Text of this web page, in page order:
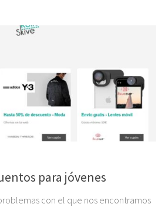
para jóvenes
con el que nos encontramos